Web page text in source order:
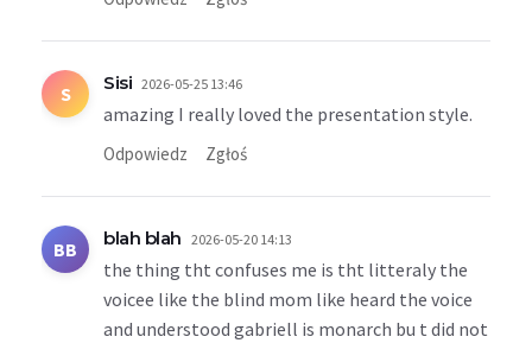
S Sisi 2026-05-25 13:46
amazing I really loved the presentation style.
Odpowiedz Zgłoś
BB blah blah 2026-05-20 14:13
the thing tht confuses me is tht litteraly the
voicee like the blind mom like heard the voice
and understood gabriell is monarch bu t did not